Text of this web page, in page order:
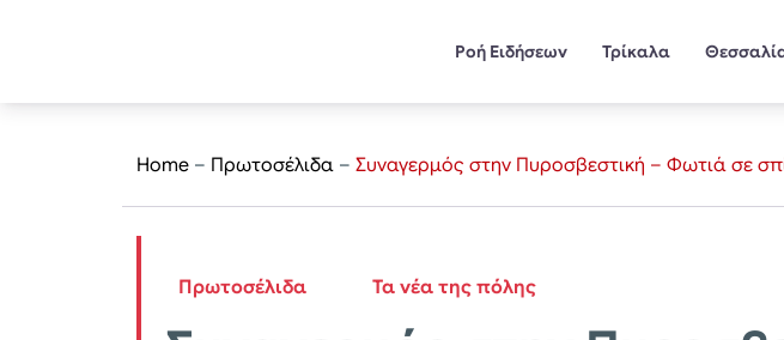
Ροή Ειδήσεων Τρίκαλα
Home – Πρωτοσέλιδα – Συναγερμός στην Πυροσβεστική – Φωτιά σε
Πρωτοσέλιδα Τα νέα της πόλης